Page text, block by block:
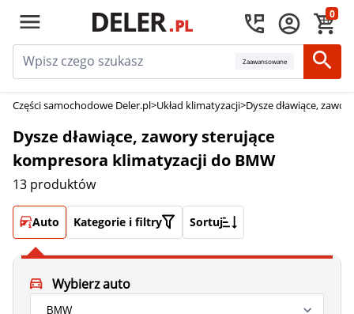
0
Zaawansowane
Części samochodowe Deler.pl>Układ klimatyzacji>Dysze dławiące,
Dysze dławiące, zawory sterujące
kompresora klimatyzacji do BMW
13 produktów
Auto Kategorie i filtry Sortuj
Wybierz auto